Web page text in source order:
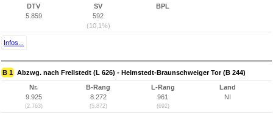
DTV
5.859
SV
592
(10,1%)
BPL
Infos...
B 1 Abzwg. nach Frellstedt (L 626) - Helmstedt-Braunschweiger Tor (B 244)
Nr.
9.925
(2.763)
B-Rang
8.272
(5.872)
L-Rang
961
(692)
Land
NI